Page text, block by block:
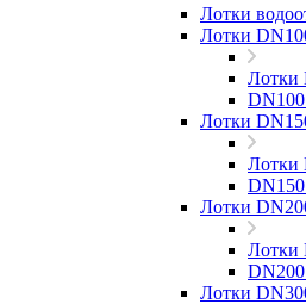
Лотки
Лотки
Лотки
Лотки
Лотки
Лотки
Лотки
Лотки